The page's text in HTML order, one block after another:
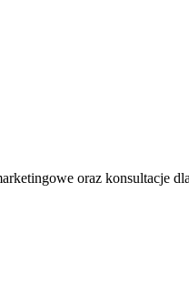
oraz konsultacje